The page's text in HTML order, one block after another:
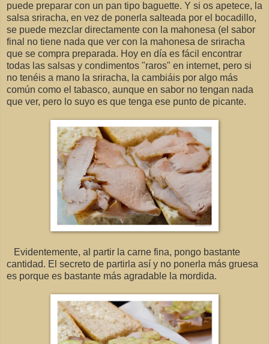
puede preparar con un pan tipo baguette. Y si os apetece, la
salsa sriracha, en vez de ponerla salteada por el bocadillo,
se puede mezclar directamente con la mahonesa (el sabor
final no tiene nada que ver con la mahonesa de sriracha
que se compra preparada. Hoy en día es fácil encontrar
todas las salsas y condimentos "raros" en internet, pero si
no tenéis a mano la sriracha, la cambiáis por algo más
común como el tabasco, aunque en sabor no tengan nada
que ver, pero lo suyo es que tenga ese punto de picante.
Evidentemente, al partir la carne fina, pongo bastante
cantidad. El secreto de partirla así y no ponerla más gruesa
es porque es bastante más agradable la mordida.